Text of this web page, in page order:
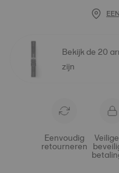
Bekijk de 20
zijn
Eenvoudig
retourneren